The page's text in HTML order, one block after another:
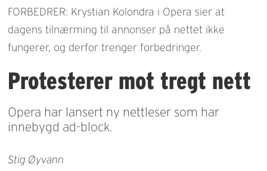
FORBEDRER: Krystian Kolondra i Opera sier at
dagens tilnærming til annonser på nettet ikke
fungerer, og derfor trenger forbedringer.
Protesterer mot tregt nett
Opera har lansert ny nettleser som har
innebygd ad-block.
Stig Øyvann